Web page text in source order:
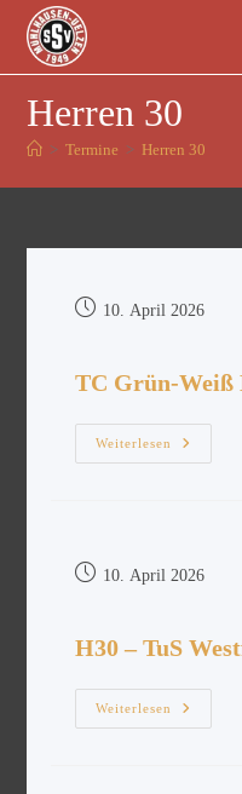
Herren 30
> Termine > Herren 30
10. April 2026
TC Grün-Weiß
Weiterlesen
10. April 2026
H30 – TuS
Weiterlesen